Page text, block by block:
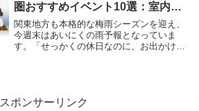
圏おすすめイベント10選：室内フ
ェスからお宝直売会まで
関東地方も本格的な梅雨シーズンを迎え、
今週末はあいにくの雨予報となっていま
す。「せっかくの休日なのに、お出かけは
スポンサーリンク